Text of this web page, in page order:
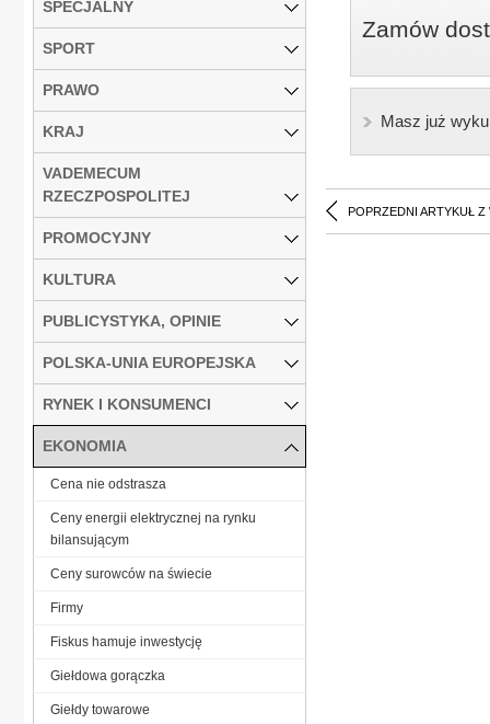
Zamów
Masz już
POPRZEDNI ARTYKUŁ Z
SPECJALNY
SPORT
PRAWO
KRAJ
VADEMECUM
RZECZPOSPOLITEJ
PROMOCYJNY
KULTURA
PUBLICYSTYKA, OPINIE
POLSKA-UNIA EUROPEJSKA
RYNEK I KONSUMENCI
EKONOMIA
Cena nie odstrasza
Ceny energii elektrycznej na rynku
bilansującym
Ceny surowców na świecie
Firmy
Fiskus hamuje inwestycję
Giełdowa gorączka
Giełdy towarowe